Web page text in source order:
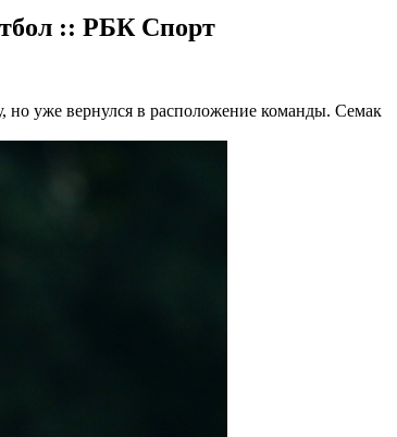
:: РБК Спорт
уже вернулся в расположение команды. Семак